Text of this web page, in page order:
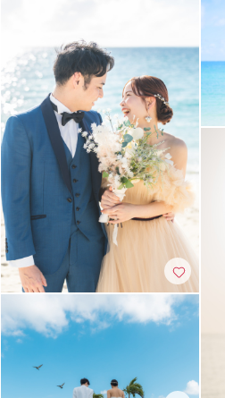
海での撮影 子
家族・友人と撮影
豊富なカラードレス 豊富な色打掛・着物
事前来店なしで撮影
チャペルでの撮影
3万円以下のプラン